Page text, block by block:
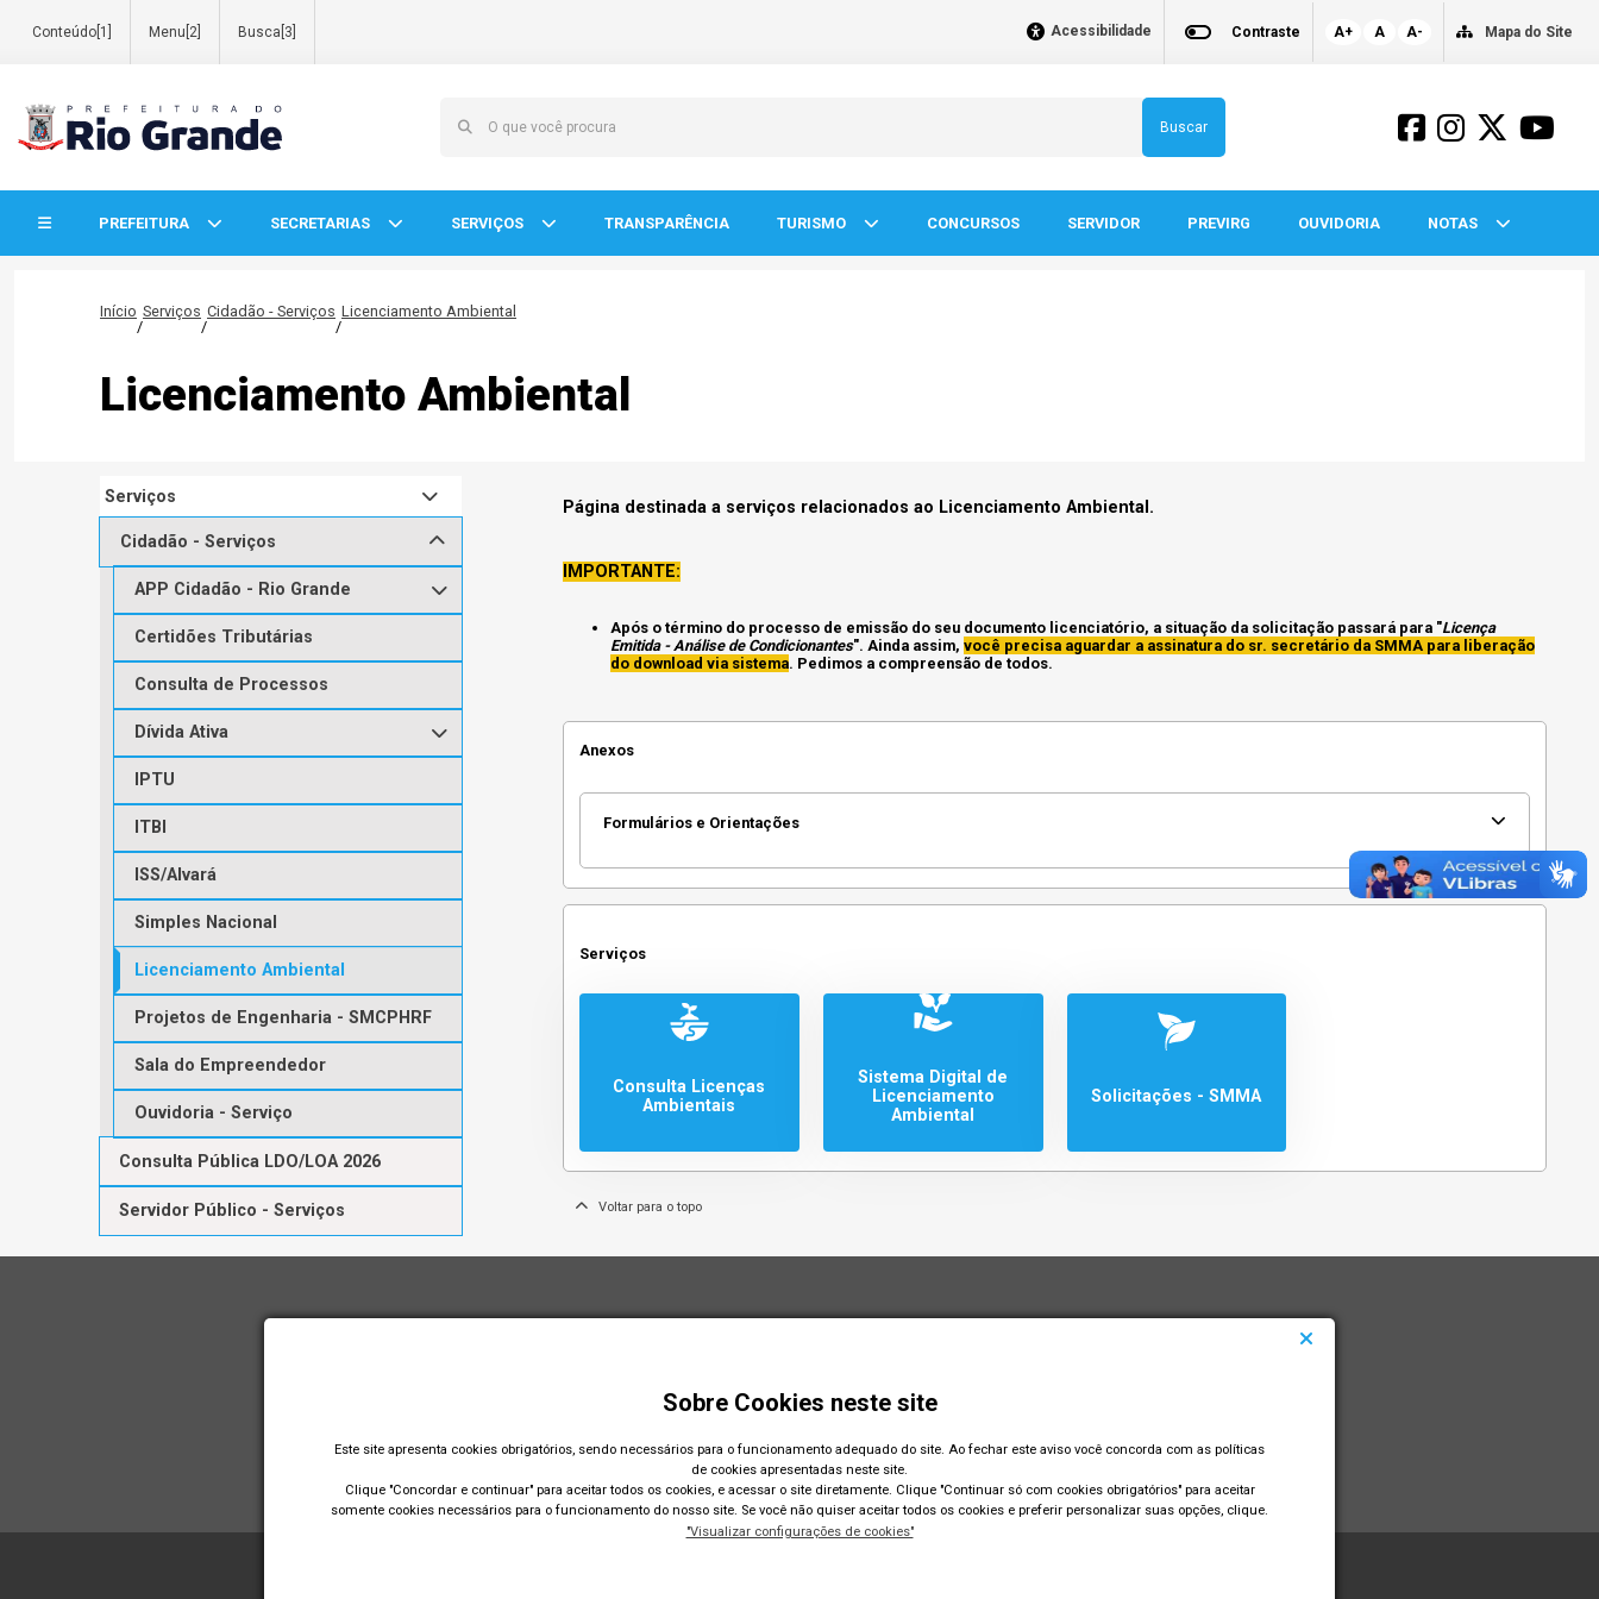
Conteúdo[1] Menu[2] Busca[3] Acessibilidade Contraste A+ A A- Mapa do Site
Buscar
PREFEITURA SECRETARIAS SERVIÇOS TRANSPARÊNCIA TURISMO CONCURSOS SERVIDOR PREVIRG OUVIDORIA NOTAS
Início
/
Serviços
/
Cidadão - Serviços
/
Licenciamento Ambiental
Licenciamento Ambiental
Serviços
Cidadão - Serviços
APP Cidadão - Rio Grande
Certidões Tributárias
Consulta de Processos
Dívida Ativa
IPTU
ITBI
ISS/Alvará
Simples Nacional
Licenciamento Ambiental
Projetos de Engenharia - SMCPHRF
Sala do Empreendedor
Ouvidoria - Serviço
Consulta Pública LDO/LOA 2026
Servidor Público - Serviços
Página destinada a serviços relacionados ao Licenciamento Ambiental.
IMPORTANTE:
Após o término do processo de emissão do seu documento licenciatório, a situação da solicitação passará para "Licença
Emitida - Análise de Condicionantes". Ainda assim,você precisa aguardar a assinatura do sr. secretário da SMMA para liberação
do download via sistema. Pedimos a compreensão de todos.
Anexos
Formulários e Orientações
Serviços
Consulta Licenças
Ambientais
Sistema Digital de
Licenciamento
Ambiental
Solicitações - SMMA
Voltar para o topo
Sobre Cookies neste site
Este site apresenta cookies obrigatórios, sendo necessários para o funcionamento adequado do site. Ao fechar este aviso você concorda com as políticas
de cookies apresentadas neste site.
Clique "Concordar e continuar" para aceitar todos os cookies, e acessar o site diretamente. Clique "Continuar só com cookies obrigatórios" para aceitar
somente cookies necessários para o funcionamento do nosso site. Se você não quiser aceitar todos os cookies e preferir personalizar suas opções, clique.
"Visualizar configurações de cookies"